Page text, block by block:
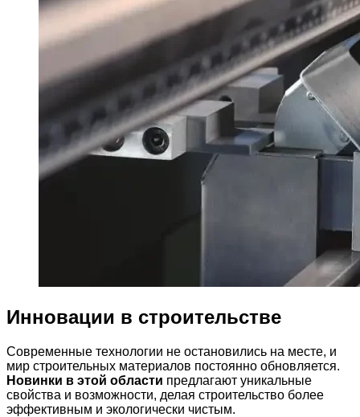
Инновации в строительстве
Современные технологии не остановились на месте, и
мир строительных материалов постоянно обновляется.
Новинки в этой области предлагают уникальные
свойства и возможности, делая строительство более
эффективным и экологически чистым.